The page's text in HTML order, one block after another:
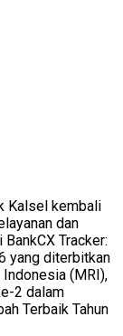
Kalsel kembali
dan
Tracker:
yang diterbitkan
(MRI),
2 dalam
Terbaik Tahun